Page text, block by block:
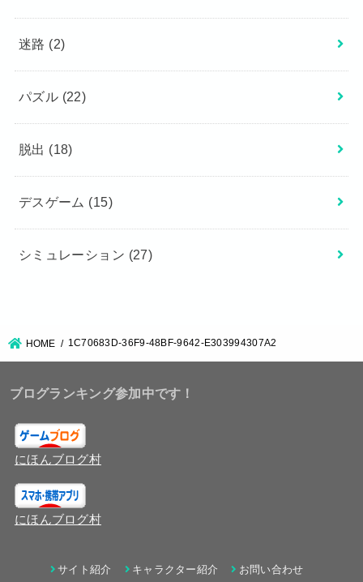
迷路 (2)
パズル (22)
脱出 (18)
デスゲーム (15)
シミュレーション (27)
HOME 1C70683D-36F9-48BF-9642-E303994307A2
ブログランキング参加中です！
にほんブログ村
にほんブログ村
サイト紹介 キャラクター紹介 お問い合わせ